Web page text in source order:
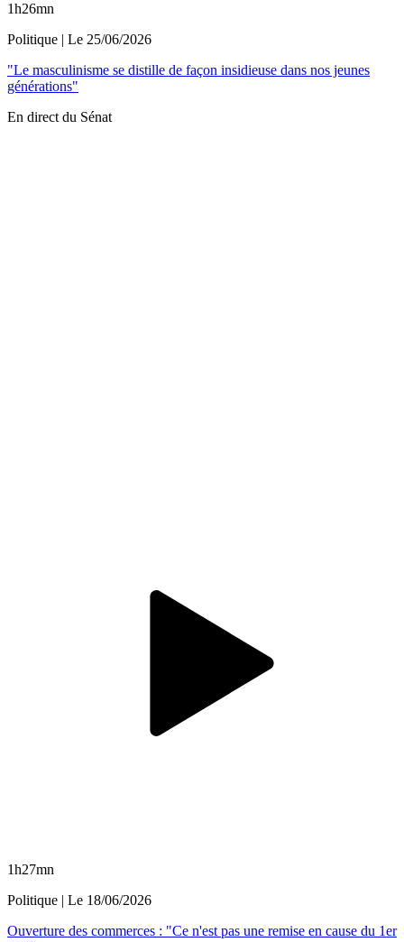
1h26mn
Politique | Le 25/06/2026
"Le masculinisme se distille de façon insidieuse dans nos jeunes
générations"
En direct du Sénat
1h27mn
Politique | Le 18/06/2026
Ouverture des commerces : "Ce n'est pas une remise en cause du 1er